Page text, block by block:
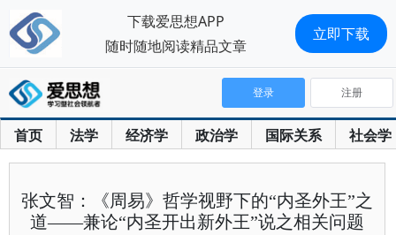
首页 法学 经济学 政治学 国际关系 社会学
登录 注册
张文智：《周易》哲学视野下的“内圣外王”之
道——兼论“内圣开出新外王”说之相关问题
下载爱思想APP
随时随地阅读精品文章
立即下载